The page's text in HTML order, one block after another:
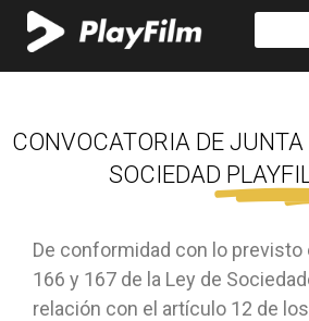
CONVOCATORIA DE JUNTA
SOCIEDAD
De conformidad con lo previsto
166 y 167 de la Ley de
relación con el artículo 12 de